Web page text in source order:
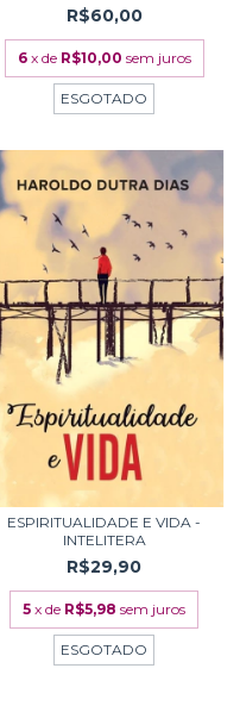
R$60,00
6 x de R$10,00 sem juros
ESGOTADO
ESPIRITUALIDADE E VIDA -
INTELITERA
R$29,90
5 x de R$5,98 sem juros
ESGOTADO